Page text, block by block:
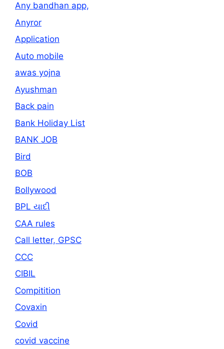
Any bandhan app,
Anyror
Application
Auto mobile
awas yojna
Ayushman
Back pain
Bank Holiday List
BANK JOB
Bird
BOB
Bollywood
BPL યાદી
CAA rules
Call letter, GPSC
CCC
CIBIL
Compitition
Covaxin
Covid
covid vaccine